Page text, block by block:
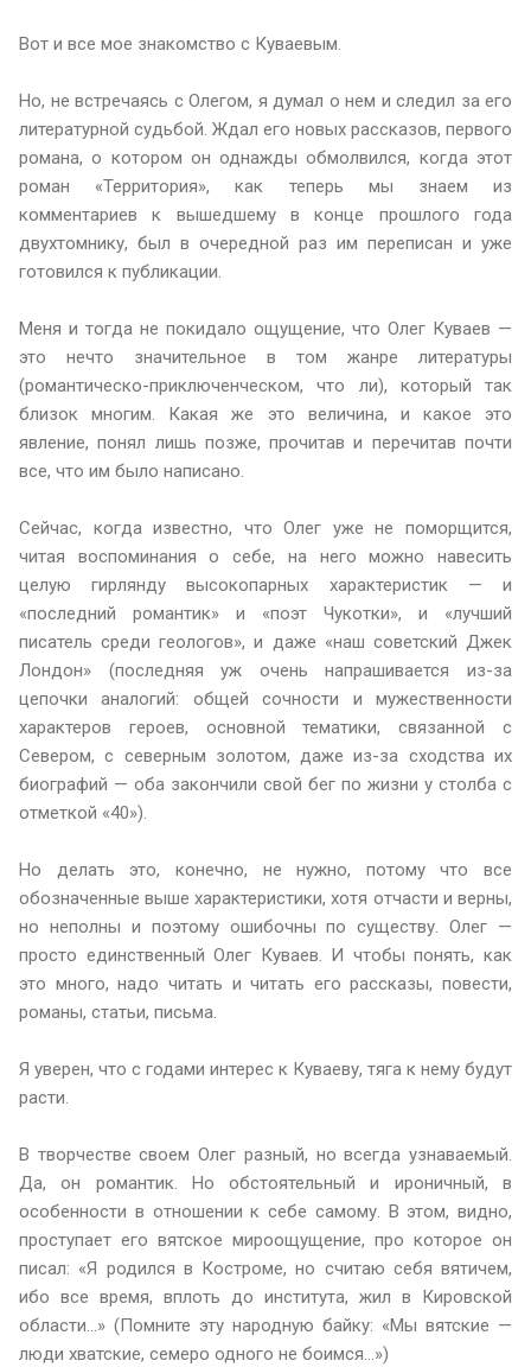
Вот и все мое знакомство с Куваевым.
Но, не встречаясь с Олегом, я думал о нем и следил за его
литературной судьбой. Ждал его новых рассказов, первого
романа, о котором он однажды обмолвился, когда этот
роман «Территория», как теперь мы знаем из
комментариев к вышедшему в конце прошлого года
двухтомнику, был в очередной раз им переписан и уже
готовился к публикации.
Меня и тогда не покидало ощущение, что Олег Куваев —
это нечто значительное в том жанре литературы
(романтическо-приключенческом, что ли), который так
близок многим. Какая же это величина, и какое это
явление, понял лишь позже, прочитав и перечитав почти
все, что им было написано.
Сейчас, когда известно, что Олег уже не поморщится,
читая воспоминания о себе, на него можно навесить
целую гирлянду высокопарных характеристик — и
«последний романтик» и «поэт Чукотки», и «лучший
писатель среди геологов», и даже «наш советский Джек
Лондон» (последняя уж очень напрашивается из-за
цепочки аналогий: общей сочности и мужественности
характеров героев, основной тематики, связанной с
Севером, с северным золотом, даже из-за сходства их
биографий — оба закончили свой бег по жизни у столба с
отметкой «40»).
Но делать это, конечно, не нужно, потому что все
обозначенные выше характеристики, хотя отчасти и верны,
но неполны и поэтому ошибочны по существу. Олег —
просто единственный Олег Куваев. И чтобы понять, как
это много, надо читать и читать его рассказы, повести,
романы, статьи, письма.
Я уверен, что с годами интерес к Куваеву, тяга к нему будут
расти.
В творчестве своем Олег разный, но всегда узнаваемый.
Да, он романтик. Но обстоятельный и ироничный, в
особенности в отношении к себе самому. В этом, видно,
проступает его вятское мироощущение, про которое он
писал: «Я родился в Костроме, но считаю себя вятичем,
ибо все время, вплоть до института, жил в Кировской
области...» (Помните эту народную байку: «Мы вятские —
люди хватские, семеро одного не боимся...»)